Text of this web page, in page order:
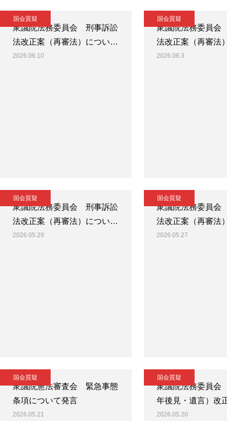
国会質疑
衆議院法務委員会 刑事訴訟
法改正案（再審法）につい…
2026.06.10
国会質疑
衆議院法務委員
法改正案（再審法
2026.06.3
国会質疑
衆議院法務委員会 刑事訴訟
法改正案（再審法）につい…
2026.05.29
国会質疑
衆議院法務委員
法改正案（再審法
2026.05.27
国会質疑
衆議院憲法審査会 緊急事態
条項について発言
2026.05.21
国会質疑
衆議院法務委員
年後見・遺言）改
2026.05.20